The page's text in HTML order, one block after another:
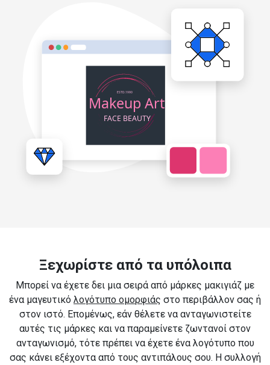
Ξεχωρίστε από τα υπόλοιπα
Μπορεί να έχετε δει μια σειρά από μάρκες μακιγιάζ με
ένα μαγευτικό λογότυπο ομορφιάς στο περιβάλλον σας ή
στον ιστό. Επομένως, εάν θέλετε να ανταγωνιστείτε
αυτές τις μάρκες και να παραμείνετε ζωντανοί στον
ανταγωνισμό, τότε πρέπει να έχετε ένα λογότυπο που
σας κάνει εξέχοντα από τους αντιπάλους σου. Η συλλογή